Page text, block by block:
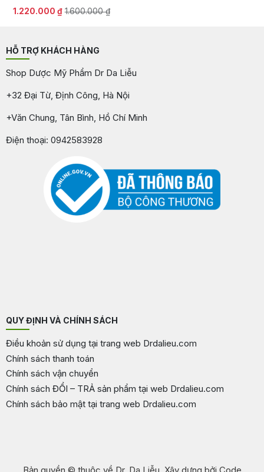
1.600.000₫
Giá
1.600.000 ₫.
1.220.000₫Giá
là:
HỖ TRỢ KHÁCH HÀNG
Shop Dược Mỹ Phẩm Dr Da Liễu
+32 Đại Từ, Định Công, Hà Nội
+Văn Chung, Tân Bình, Hồ Chí Minh
Điện thoại: 0942583928
QUY ĐỊNH VÀ CHÍNH SÁCH
Điều khoản sử dụng tại trang web Drdalieu.com
Chính sách thanh toán
Chính sách vận chuyển
Chính sách ĐỔI – TRẢ sản phẩm tại web Drdalieu.com
Chính sách bảo mật tại trang web Drdalieu.com